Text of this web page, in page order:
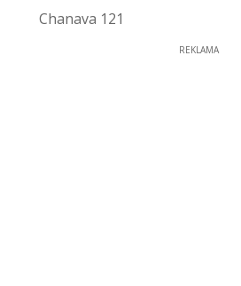
Chanava 121
REKLAMA